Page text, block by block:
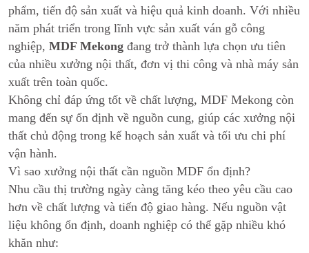
phẩm, tiến độ sản xuất và hiệu quả kinh doanh. Với nhiều
năm phát triển trong lĩnh vực sản xuất ván gỗ công
nghiệp, MDF Mekong đang trở thành lựa chọn ưu tiên
của nhiều xưởng nội thất, đơn vị thi công và nhà máy sản
xuất trên toàn quốc.
Không chỉ đáp ứng tốt về chất lượng, MDF Mekong còn
mang đến sự ổn định về nguồn cung, giúp các xưởng nội
thất chủ động trong kế hoạch sản xuất và tối ưu chi phí
vận hành.
Vì sao xưởng nội thất cần nguồn MDF ổn định?
Nhu cầu thị trường ngày càng tăng kéo theo yêu cầu cao
hơn về chất lượng và tiến độ giao hàng. Nếu nguồn vật
liệu không ổn định, doanh nghiệp có thể gặp nhiều khó
khăn như: